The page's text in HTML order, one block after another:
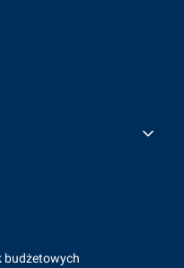
budżetowych